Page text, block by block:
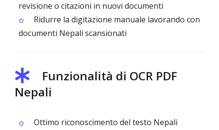
revisione o citazioni in nuovi documenti
Ridurre la digitazione manuale lavorando con
documenti Nepali scansionati
Funzionalità di OCR PDF
Nepali
Ottimo riconoscimento del testo Nepali